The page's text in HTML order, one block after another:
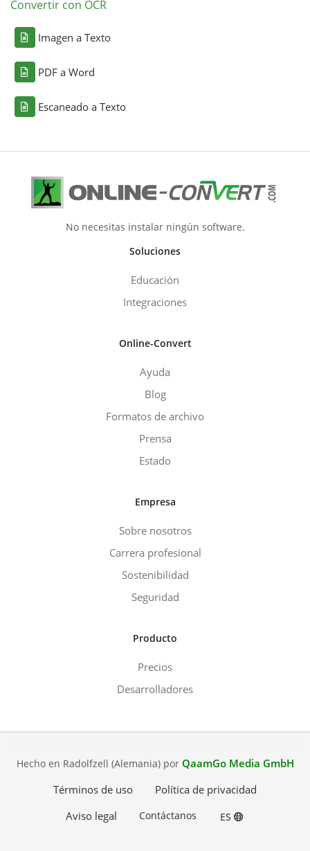
Convertir con OCR
Imagen a Texto
PDF a Word
Escaneado a Texto
No necesitas instalar ningún software.
Soluciones
Educación
Integraciones
Online-Convert
Ayuda
Blog
Formatos de archivo
Prensa
Estado
Empresa
Sobre nosotros
Carrera profesional
Sostenibilidad
Seguridad
Producto
Precios
Desarrolladores
Hecho en Radolfzell (Alemania) por QaamGo Media GmbH
Términos de uso
Política de privacidad
Aviso legal
Contáctanos ES